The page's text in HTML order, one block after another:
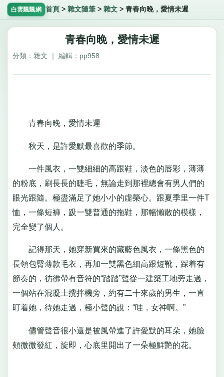
白雲飄飄網 首頁 > 雜文隨筆> 雜文> 青春向晚，愛情未遲
青春向晚，愛情未遲
分類：雜文 ｜ 編輯：pp958
青春向晚，愛情未遲
秋天，是許愛默最喜歡的季節。
一件風衣，一雙細細的高跟鞋，淡色的唇彩，薄薄
的粉底，刷長長的睫毛，無論走到那裡總會有男人們的
眼光跟隨。極盡滿足了她小小的虛榮心。跟夏季里一件T
恤，一條短褲，趿一雙普通的拖鞋，那幅懶散的模樣，
完全變了個人。
記得那天，她穿新買來的藏藍色風衣，一條黑色的
長領包臀薄款毛衣，再加一雙黑色細高跟短靴，踩着有
節奏的，彷彿帶有音符的“踏踏”聲從一建築工地旁走過，
一個站在混凝土攪拌機旁，約有二十來歲的男生，一直
盯着她，待她走過，極小聲的說：“哇，女神啊。”
儘管聲音很小還是被風帶進了許愛默的耳朵，她臉
頰微微發紅，旋即，心底里開出了一朵極鮮艷的花。